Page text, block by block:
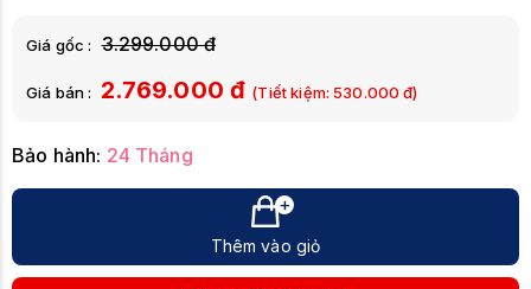
Giá gốc : 3.299.000 đ
Giá bán : 2.769.000 đ (Tiết kiệm:530.000 đ)
Bảo hành: 24 Tháng
Thêm vào giỏ